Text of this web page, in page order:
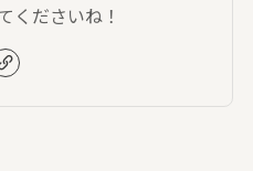
くださいね！